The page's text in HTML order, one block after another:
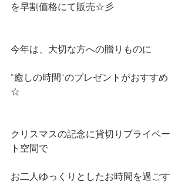
を早割価格にて販売☆彡
今年は、大切な方への贈りものに
”癒しの時間“のプレゼントがおすすめ
☆
クリスマスの記念に貸切りプライベー
ト空間で
お二人ゆっくりとしたお時間を過ごす